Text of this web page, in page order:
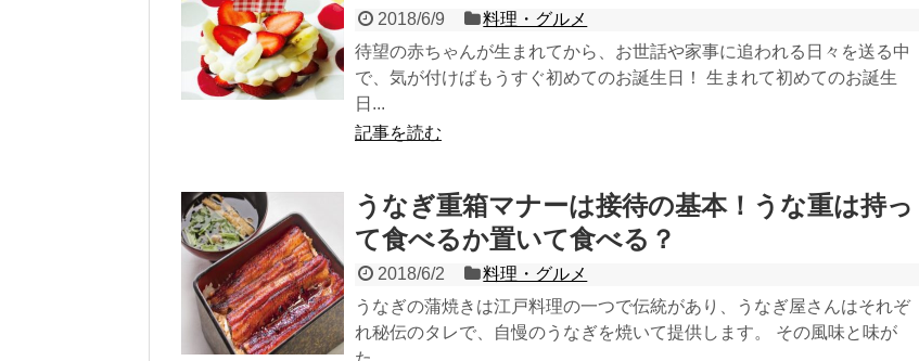
2018/6/9
料理・グルメ
待望の赤ちゃんが生まれてから、お世話や家事に追われる日々を送る中
で、気が付けばもうすぐ初めてのお誕生日！ 生まれて初めてのお誕生
日...
記事を読む
うなぎ重箱マナーは接待の基本！うな重は持っ
て食べるか置いて食べる？
2018/6/2
料理・グルメ
うなぎの蒲焼きは江戸料理の一つで伝統があり、うなぎ屋さんはそれぞ
れ秘伝のタレで、自慢のうなぎを焼いて提供します。 その風味と味が